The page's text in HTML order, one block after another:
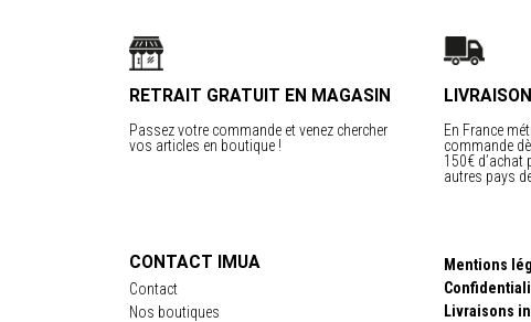
RETRAIT GRATUIT EN MAGASIN
Passez votre commande et venez chercher
vos articles en boutique !
En France
commande
150€ d’achat
autres pays
CONTACT IMUA
Contact
Nos boutiques
Mentions
Livraisons